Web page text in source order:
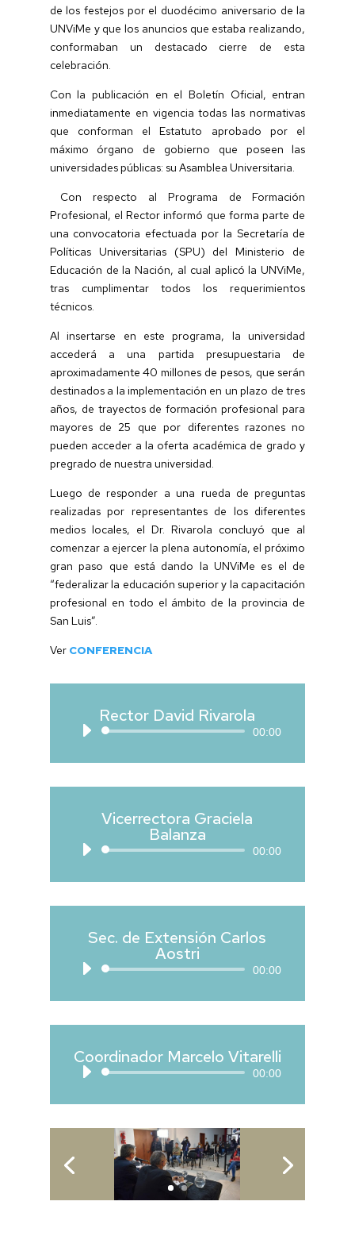
de los festejos por el duodécimo aniversario de la
UNViMe y que los anuncios que estaba realizando,
conformaban un destacado cierre de esta
celebración.
Con la publicación en el Boletín Oficial, entran
inmediatamente en vigencia todas las normativas
que conforman el Estatuto aprobado por el
máximo órgano de gobierno que poseen las
universidades públicas: su Asamblea Universitaria.
Con respecto al Programa de Formación
Profesional, el Rector informó que forma parte de
una convocatoria efectuada por la Secretaría de
Políticas Universitarias (SPU) del Ministerio de
Educación de la Nación, al cual aplicó la UNViMe,
tras cumplimentar todos los requerimientos
técnicos.
Al insertarse en este programa, la universidad
accederá a una partida presupuestaria de
aproximadamente 40 millones de pesos, que serán
destinados a la implementación en un plazo de tres
años, de trayectos de formación profesional para
mayores de 25 que por diferentes razones no
pueden acceder a la oferta académica de grado y
pregrado de nuestra universidad.
Luego de responder a una rueda de preguntas
realizadas por representantes de los diferentes
medios locales, el Dr. Rivarola concluyó que al
comenzar a ejercer la plena autonomía, el próximo
gran paso que está dando la UNViMe es el de
“federalizar la educación superior y la capacitación
profesional en todo el ámbito de la provincia de
San Luis”.
Ver CONFERENCIA
Rector David Rivarola
Reproductor
audio
00:00
Vicerrectora Graciela
Balanza
Reproductor
audio
00:00
Sec. de Extensión Carlos
Aostri
Reproductor
audio
00:00
Coordinador Marcelo Vitarelli
Reproductor
audio
00:00